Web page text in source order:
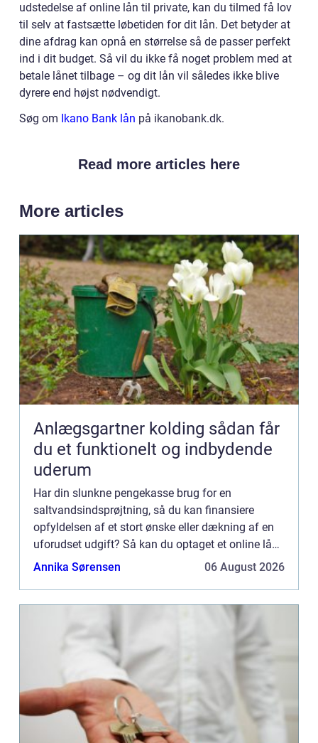
udstedelse af online lån til private, kan du tilmed få lov
til selv at fastsætte løbetiden for dit lån. Det betyder at
dine afdrag kan opnå en størrelse så de passer perfekt
ind i dit budget. Så vil du ikke få noget problem med at
betale lånet tilbage – og dit lån vil således ikke blive
dyrere end højst nødvendigt.
Søg om Ikano Bank lån på ikanobank.dk.
Read more articles here
More articles
Anlægsgartner kolding sådan får
du et funktionelt og indbydende
uderum
Har din slunkne pengekasse brug for en
saltvandsindsprøjtning, så du kan finansiere
opfyldelsen af et stort ønske eller dækning af en
uforudset udgift? Så kan du optaget et online lån.
Hvor kan jeg optage et billigt lån online? Der er
Annika Sørensen 06 August 2026